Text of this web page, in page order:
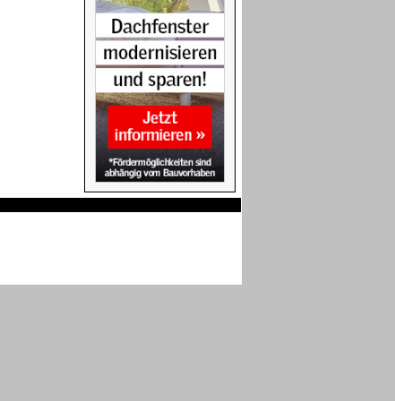
FAKRO Verdunkelungsrollos -
Manuell